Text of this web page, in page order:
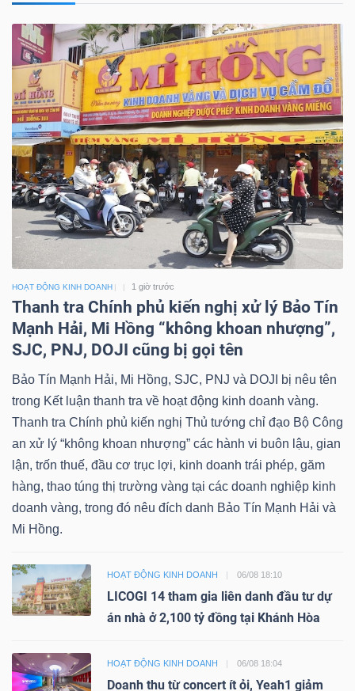
HOẠT ĐỘNG KINH DOANH 1 giờ trước
Thanh tra Chính phủ kiến nghị xử lý Bảo Tín
Mạnh Hải, Mi Hồng “không khoan nhượng”,
SJC, PNJ, DOJI cũng bị gọi tên
Bảo Tín Mạnh Hải, Mi Hồng, SJC, PNJ và DOJI bị nêu tên
trong Kết luận thanh tra về hoạt động kinh doanh vàng.
Thanh tra Chính phủ kiến nghị Thủ tướng chỉ đạo Bộ Công
an xử lý “không khoan nhượng” các hành vi buôn lậu, gian
lận, trốn thuế, đầu cơ trục lợi, kinh doanh trái phép, găm
hàng, thao túng thị trường vàng tại các doanh nghiệp kinh
doanh vàng, trong đó nêu đích danh Bảo Tín Mạnh Hải và
Mi Hồng.
HOẠT ĐỘNG KINH DOANH 06/08 18:10
LICOGI 14 tham gia liên danh đầu tư dự
án nhà ở 2,100 tỷ đồng tại Khánh Hòa
HOẠT ĐỘNG KINH DOANH 06/08 18:04
Doanh thu từ concert ít ỏi, Yeah1 giảm